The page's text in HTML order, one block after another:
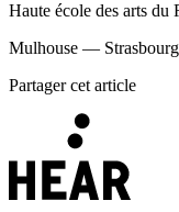
Haute école des arts du
Mulhouse — Strasbourg
Partager cet article